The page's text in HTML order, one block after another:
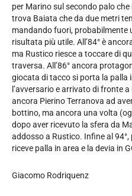
per Marino sul secondo palo
trova Baiata che da due metri
mandando fuori, probabilmente
risultata più utile. All’84° è
ma Rustico riesce a toccare di
traversa. All’86° ancora
giocata di tacco si porta la palla
l’avversario e arrivato di fronte
ancora Pierino Terranova ad
bottino, ma ancora una volta
dopo aver ricevuto la sfera da
addosso a Rustico. Infine al
riceve palla in area e la devia in
Giacomo Rodriquenz